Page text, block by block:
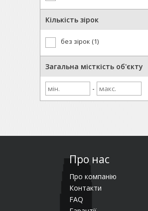
Кількість зірок
без зірок (1)
Загальна місткість об'єкту
-
Про нас
Про компанію
Контакти
FAQ